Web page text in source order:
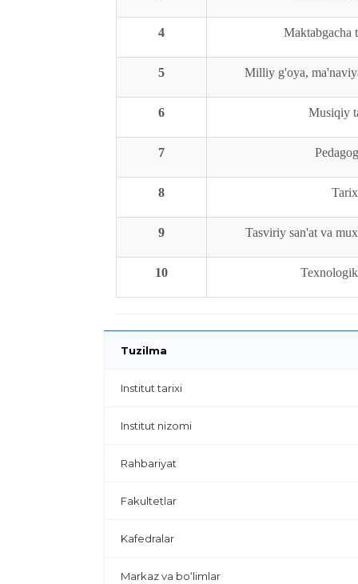
4 Maktabgacha
5 Milliy g'oya,
6 Musiqiy
7
8 Tarix
9 Tasviriy san'at va
10
Tuzilma
Institut tarixi
Institut nizomi
Rahbariyat
Fakultetlar
Kafedralar
Markaz va bo‘limlar